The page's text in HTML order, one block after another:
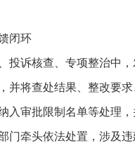
闭环
投诉核查、专项整治中
并将查处结果、整改要
入审批限制名单等处理
门牵头依法处置，涉及